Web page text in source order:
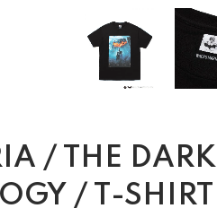
/ THE DARK
/ T-SHIRT